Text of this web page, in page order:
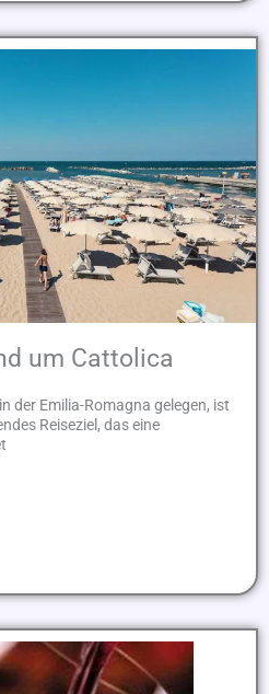
um Cattolica
der Emilia-Romagna gelegen, ist
Reiseziel, das eine